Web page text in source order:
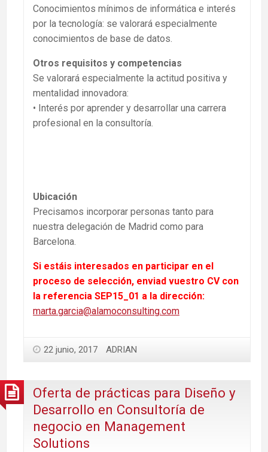
Conocimientos mínimos de informática e interés
por la tecnología: se valorará especialmente
conocimientos de base de datos.
Otros requisitos y competencias
Se valorará especialmente la actitud positiva y
mentalidad innovadora:
• Interés por aprender y desarrollar una carrera
profesional en la consultoría.
Ubicación
Precisamos incorporar personas tanto para
nuestra delegación de Madrid como para
Barcelona.
Si estáis interesados en participar en el
proceso de selección, enviad vuestro CV con
la referencia SEP15_01 a la dirección:
marta.garcia@alamoconsulting.com
22 junio, 2017 ADRIAN
Oferta de prácticas para Diseño y
Desarrollo en Consultoría de
negocio en Management
Solutions